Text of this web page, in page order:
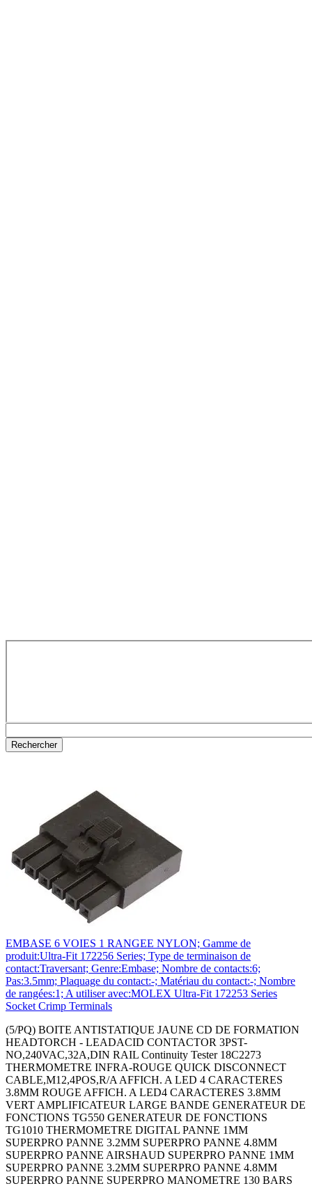
EMBASE 6 VOIES 1 RANGEE NYLON; Gamme de
produit:Ultra-Fit 172256 Series; Type de terminaison de
contact:Traversant; Genre:Embase; Nombre de contacts:6;
Pas:3.5mm; Plaquage du contact:-; Matériau du contact:-; Nombre
de rangées:1; A utiliser avec:MOLEX Ultra-Fit 172253 Series
Socket Crimp Terminals
(5/PQ) BOITE ANTISTATIQUE JAUNE CD DE FORMATION
HEADTORCH - LEADACID CONTACTOR 3PST-
NO,240VAC,32A,DIN RAIL Continuity Tester 18C2273
THERMOMETRE INFRA-ROUGE QUICK DISCONNECT
CABLE,M12,4POS,R/A AFFICH. A LED 4 CARACTERES
3.8MM ROUGE AFFICH. A LED4 CARACTERES 3.8MM
VERT AMPLIFICATEUR LARGE BANDE GENERATEUR DE
FONCTIONS TG550 GENERATEUR DE FONCTIONS
TG1010 THERMOMETRE DIGITAL PANNE 1MM
SUPERPRO PANNE 3.2MM SUPERPRO PANNE 4.8MM
SUPERPRO PANNE AIRSHAUD SUPERPRO PANNE 1MM
SUPERPRO PANNE 3.2MM SUPERPRO PANNE 4.8MM
SUPERPRO PANNE SUPERPRO MANOMETRE 130 BARS